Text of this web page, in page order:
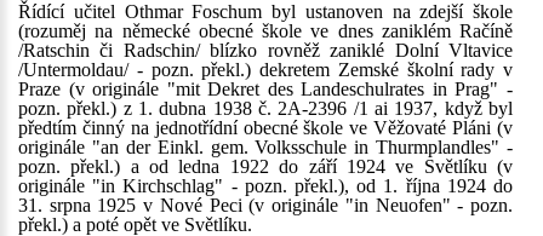
Řídící učitel Othmar Foschum byl ustanoven na zdejší škole
(rozuměj na německé obecné škole ve dnes zaniklém Račíně
/Ratschin či Radschin/ blízko rovněž zaniklé Dolní Vltavice
/Untermoldau/ - pozn. překl.) dekretem Zemské školní rady v
Praze (v originále "mit Dekret des Landeschulrates in Prag" -
pozn. překl.) z 1. dubna 1938 č. 2A-2396 /1 ai 1937, když byl
předtím činný na jednotřídní obecné škole ve Věžovaté Pláni (v
originále "an der Einkl. gem. Volksschule in Thurmplandles" -
pozn. překl.) a od ledna 1922 do září 1924 ve Světlíku (v
originále "in Kirchschlag" - pozn. překl.), od 1. října 1924 do
31. srpna 1925 v Nové Peci (v originále "in Neuofen" - pozn.
překl.) a poté opět ve Světlíku.